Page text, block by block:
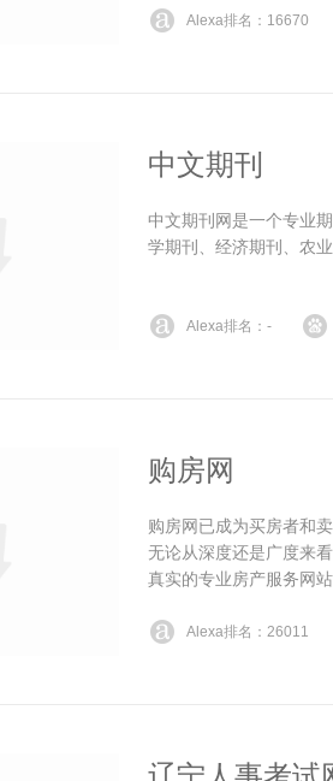
Alexa排名：16670
中文期刊
中文期刊网是一个专业
学期刊、经济期刊、农
Alexa排名：-
购房网
购房网已成为买房者和
无论从深度还是广度来
真实的专业房产服务网
Alexa排名：26011